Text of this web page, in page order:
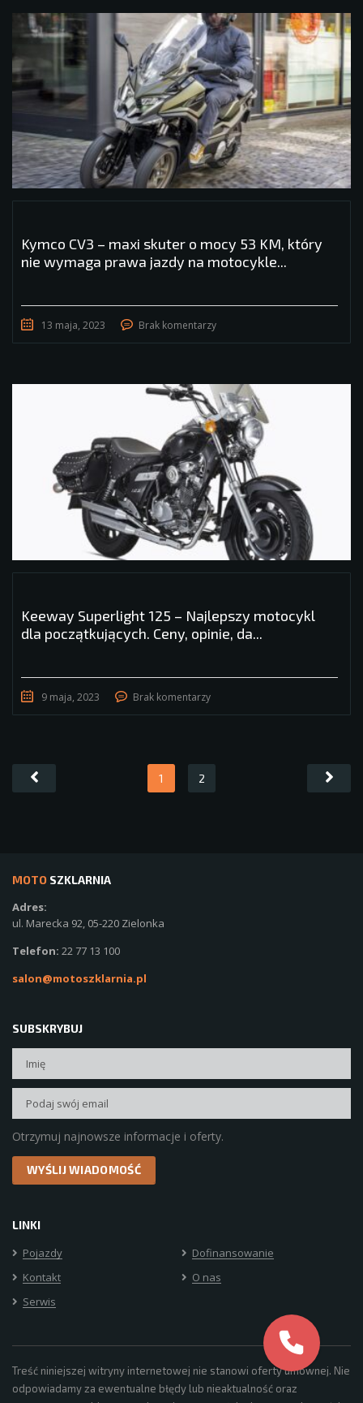
Kymco CV3 – maxi skuter o mocy 53 KM, który
nie wymaga prawa jazdy na motocykle...
13 maja, 2023 Brak komentarzy
Keeway Superlight 125 – Najlepszy motocykl
dla początkujących. Ceny, opinie, da...
9 maja, 2023 Brak komentarzy
1 2
MOTO SZKLARNIA
Adres:
ul. Marecka 92, 05-220 Zielonka
Telefon: 22 77 13 100
salon@motoszklarnia.pl
SUBSKRYBUJ
Otrzymuj najnowsze informacje i oferty.
LINKI
Pojazdy
Dofinansowanie
Kontakt
O nas
Serwis
Treść niniejszej witryny internetowej nie stanowi oferty umownej. Nie
odpowiadamy za ewentualne błędy lub nieaktualność oraz